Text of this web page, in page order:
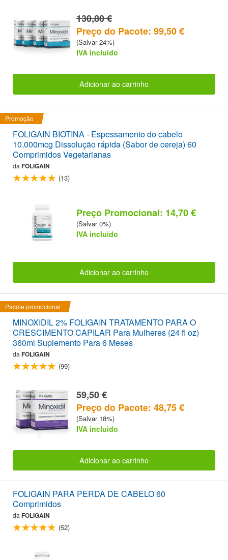
130,80 €
Preço do Pacote: 99,50 €
(Salvar 24%)
IVA incluido
Adicionar ao carrinho
Promoção
FOLIGAIN BIOTINA - Espessamento do cabelo
10,000mcg Dissolução rápida (Sabor de cereja) 60
Comprimidos Vegetarianas
da FOLIGAIN
(13)
Preço Promocional: 14,70 €
(Salvar 0%)
IVA incluido
Adicionar ao carrinho
Pacote promocional
MINOXIDIL 2% FOLIGAIN TRATAMENTO PARA O
CRESCIMENTO CAPILAR Para Mulheres (24 fl oz)
360ml Suplemento Para 6 Meses
da FOLIGAIN
(99)
59,50 €
Preço do Pacote: 48,75 €
(Salvar 18%)
IVA incluido
Adicionar ao carrinho
FOLIGAIN PARA PERDA DE CABELO 60
Comprimidos
da FOLIGAIN
(52)